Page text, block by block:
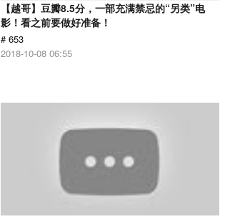
【越哥】豆瓣8.5分，一部充满禁忌的“另类”电
影！看之前要做好准备！
# 653
2018-10-08 06:55